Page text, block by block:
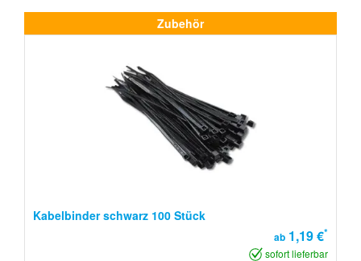
Zubehör
Kabelbinder schwarz 100 Stück
ab 1,19 €*
sofort lieferbar